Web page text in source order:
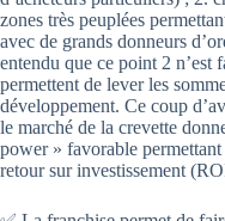
zones très peuplées
avec de grands donneurs
entendu que ce point 2 n’est
permettent de lever les
développement. Ce coup
le marché de la crevette
power » favorable
retour sur investissement